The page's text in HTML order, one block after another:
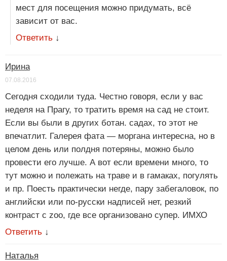
мест для посещения можно придумать, всё
зависит от вас.
Ответить ↓
Ирина
07.08.2016
Сегодня сходили туда. Честно говоря, если у вас
неделя на Прагу, то тратить время на сад не стоит.
Если вы были в других ботан. садах, то этот не
впечатлит. Галерея фата — моргана интересна, но в
целом день или полдня потеряны, можно было
провести его лучше. А вот если времени много, то
тут можно и полежать на траве и в гамаках, погулять
и пр. Поесть практически негде, пару забегаловок, по
английски или по-русски надписей нет, резкий
контраст с zoo, где все организовано супер. ИМХО
Ответить ↓
Наталья